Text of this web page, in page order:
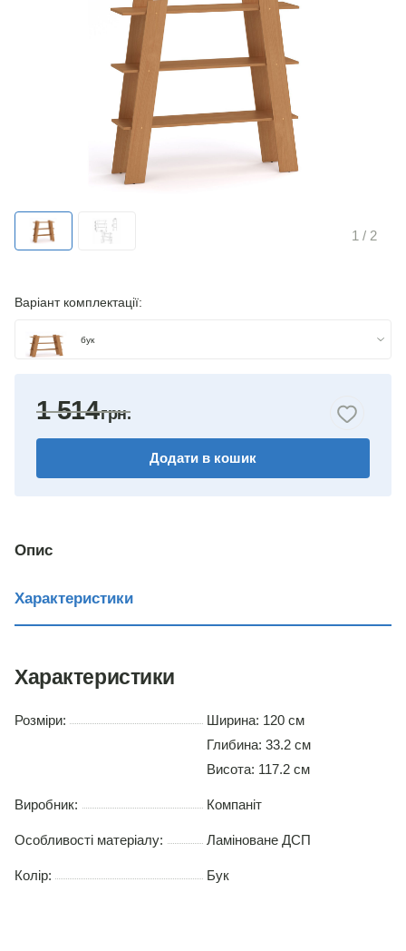
1 / 2
Варіант комплектації:
бук
горіх
1 514
Додати в кошик
Опис
Характеристики
Характеристики
Розміри:
Ширина: 120 см
Глибина: 33.2 см
Висота: 117.2 см
Виробник: Компаніт
Особливості матеріалу: Ламіноване ДСП
Колір: Бук